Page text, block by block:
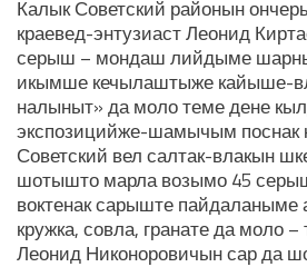
Калык Советский районын
краевед-энтузиаст Леонид
серыш – мондаш лийдыме
икымше кечылаштыже кайыше-
налыныт» да моло теме дене
экспозицийже-шамычым поснак
Советский вел салтак-влакын
шотышто марла возымо 45
воктенак сарыште пайдаланыме
кружка, совла, гранате да моло
Леонид Никоноровичын сар да